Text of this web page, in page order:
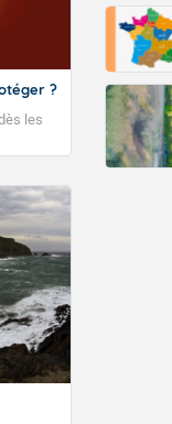
?
les